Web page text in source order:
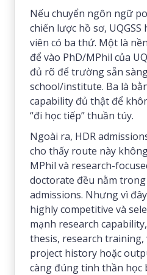
Nếu chuyển ngôn ngữ
chiến lược hồ sơ,
viên có ba thứ. Một là
để vào PhD/MPhil của
đủ rõ để trường sẵn
school/institute. Ba là
capability đủ thật để
“đi học tiếp” thuần túy.
Ngoài ra, HDR
cho thấy route này
MPhil và research-
doctorate đều nằm
admissions. Nhưng vì
highly competitive và
mạnh research
thesis, research
project history hoặc
càng đúng tinh thần học